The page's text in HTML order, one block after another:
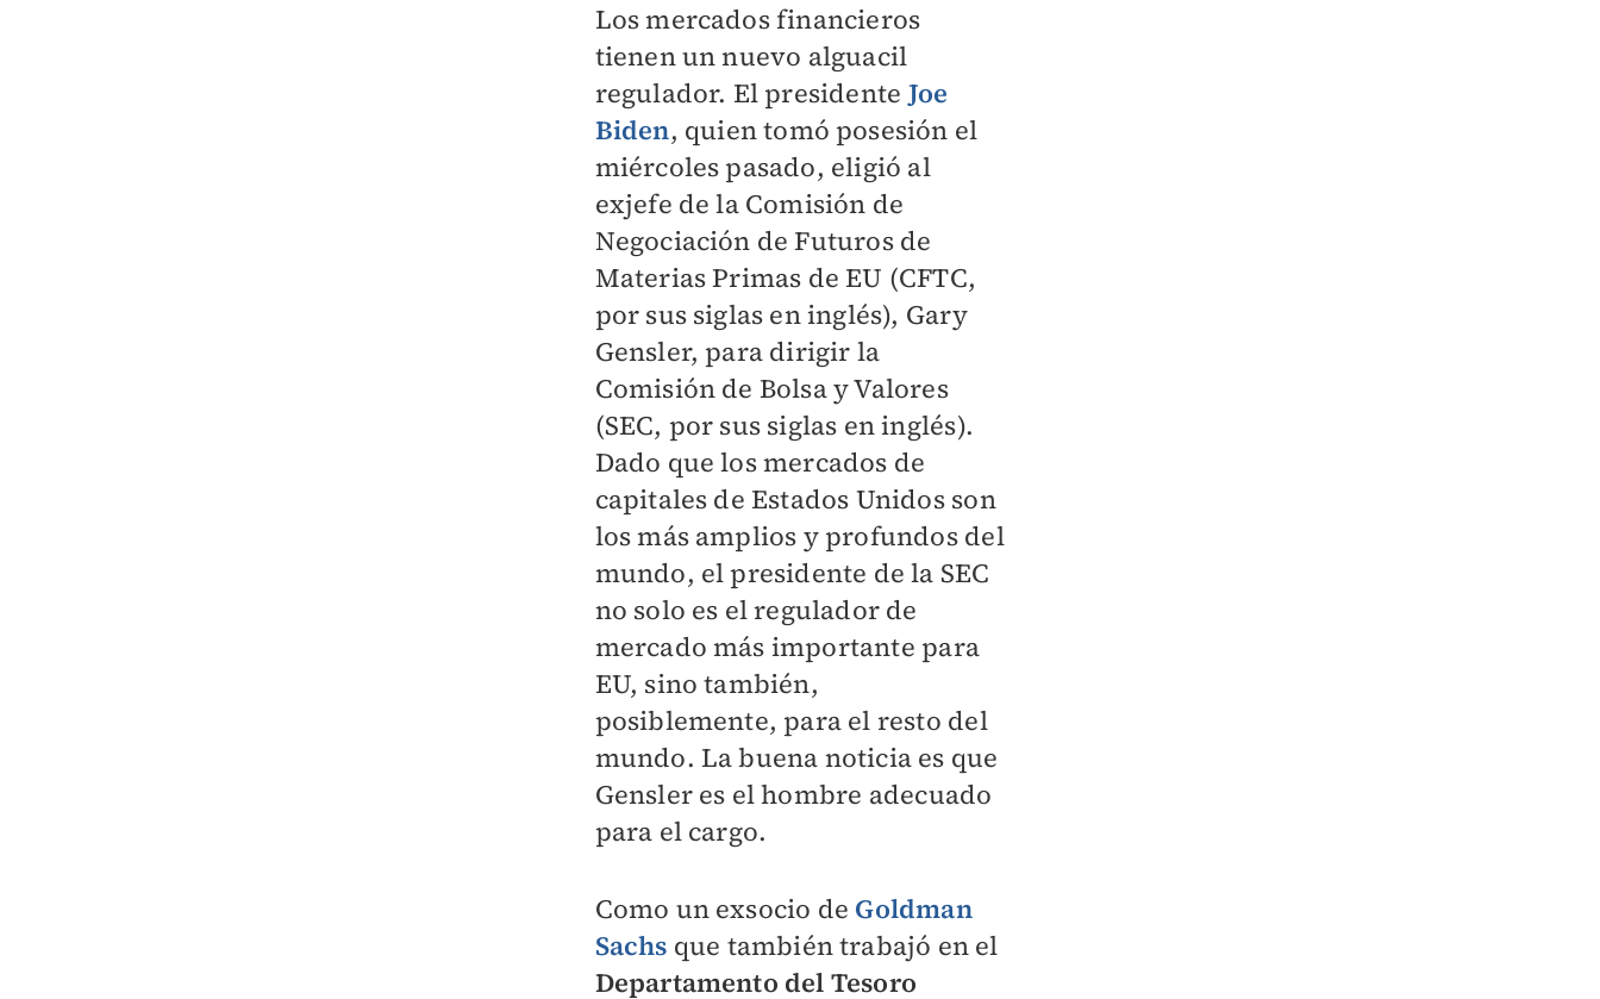
Los mercados financieros
tienen un nuevo alguacil
regulador. El presidente Joe
Biden, quien tomó posesión el
miércoles pasado, eligió al
exjefe de la Comisión de
Negociación de Futuros de
Materias Primas de EU (CFTC,
por sus siglas en inglés), Gary
Gensler, para dirigir la
Comisión de Bolsa y Valores
(SEC, por sus siglas en inglés).
Dado que los mercados de
capitales de Estados Unidos son
los más amplios y profundos del
mundo, el presidente de la SEC
no solo es el regulador de
mercado más importante para
EU, sino también,
posiblemente, para el resto del
mundo. La buena noticia es que
Gensler es el hombre adecuado
para el cargo.
Como un exsocio de Goldman
Sachs que también trabajó en el
Departamento del Tesoro